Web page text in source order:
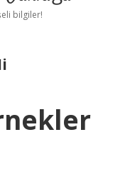
bilgiler!